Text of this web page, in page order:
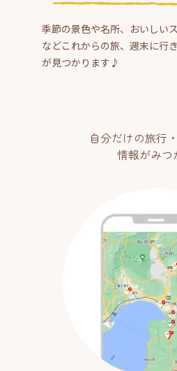
季節の景色や名所、おいしい
などこれからの旅、週末に行
が見つかります♪
自分だけの旅行
情報がみつ